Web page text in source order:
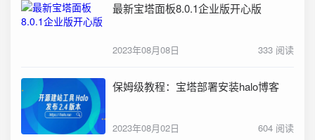
最新宝塔面板8.0.1企业版开心版
2023年08月08日 333 阅读
保姆级教程：宝塔部署安装halo博客
2023年08月02日 604 阅读